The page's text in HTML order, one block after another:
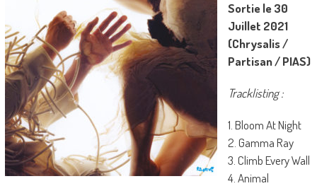
Sortie le 30
Juillet 2021
(Chrysalis /
Partisan / PIAS)
Tracklisting :
1. Bloom At Night
2. Gamma Ray
3. Climb Every Wall
4. Animal